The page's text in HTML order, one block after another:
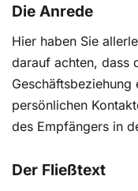
wichtige Termin
Welche Gründe
motiviere ich ihn,
zu geben?
Die Anrede
Hier haben Sie
darauf achten, dass
Geschäftsbeziehung
persönlichen
des Empfängers in
Der Fließtext